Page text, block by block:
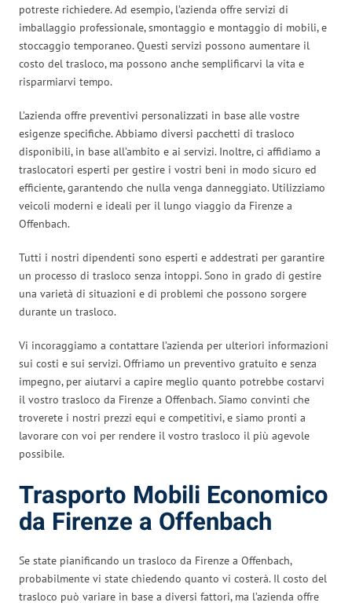
potreste richiedere. Ad esempio, l’azienda offre servizi di
imballaggio professionale, smontaggio e montaggio di mobili, e
stoccaggio temporaneo. Questi servizi possono aumentare il
costo del trasloco, ma possono anche semplificarvi la vita e
risparmiarvi tempo.
L’azienda offre preventivi personalizzati in base alle vostre
esigenze specifiche. Abbiamo diversi pacchetti di trasloco
disponibili, in base all’ambito e ai servizi. Inoltre, ci affidiamo a
traslocatori esperti per gestire i vostri beni in modo sicuro ed
efficiente, garantendo che nulla venga danneggiato. Utilizziamo
veicoli moderni e ideali per il lungo viaggio da Firenze a
Offenbach.
Tutti i nostri dipendenti sono esperti e addestrati per garantire
un processo di trasloco senza intoppi. Sono in grado di gestire
una varietà di situazioni e di problemi che possono sorgere
durante un trasloco.
Vi incoraggiamo a contattare l’azienda per ulteriori informazioni
sui costi e sui servizi. Offriamo un preventivo gratuito e senza
impegno, per aiutarvi a capire meglio quanto potrebbe costarvi
il vostro trasloco da Firenze a Offenbach. Siamo convinti che
troverete i nostri prezzi equi e competitivi, e siamo pronti a
lavorare con voi per rendere il vostro trasloco il più agevole
possibile.
Trasporto Mobili Economico
da Firenze a Offenbach
Se state pianificando un trasloco da Firenze a Offenbach,
probabilmente vi state chiedendo quanto vi costerà. Il costo del
trasloco può variare in base a diversi fattori, ma l’azienda offre